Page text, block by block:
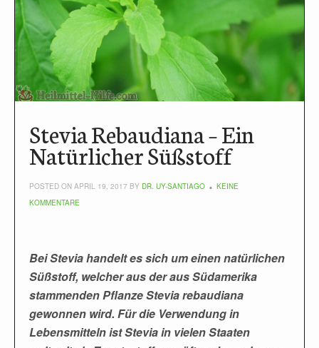
Stevia Rebaudiana – Ein
Natürlicher Süßstoff
POSTED ON APRIL 19, 2017 BY DR. UY-SANTIAGO
KEINE
KOMMENTARE
Bei Stevia handelt es sich um einen natürlichen
Süßstoff, welcher aus der aus Südamerika
stammenden Pflanze Stevia rebaudiana
gewonnen wird. Für die Verwendung in
Lebensmitteln ist Stevia in vielen Staaten